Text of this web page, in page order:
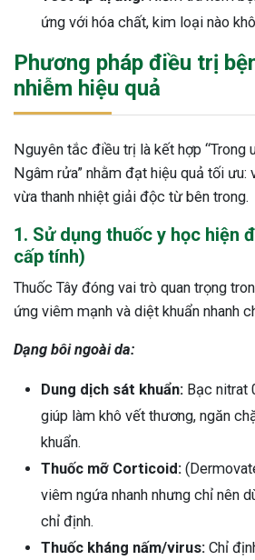
ứng với hóa chất, kim loại nào
Phương pháp điều trị
nhiễm hiệu quả
Nguyên tắc điều trị là kết hợp “Trong
Ngâm rửa” nhằm đạt hiệu quả tối ưu:
vừa thanh nhiệt giải độc từ bên trong.
1. Sử dụng thuốc y học hiện
cấp tính)
Thuốc Tây đóng vai trò quan trọng
ứng viêm mạnh và diệt khuẩn nhanh
Dạng bôi ngoài da:
Dung dịch sát khuẩn: Bạc nitrat
giúp làm khô vết thương, ngăn
khuẩn.
Thuốc mỡ Corticoid:
viêm ngứa nhanh nhưng chỉ nên
chỉ định.
Thuốc kháng nấm/virus: Chỉ